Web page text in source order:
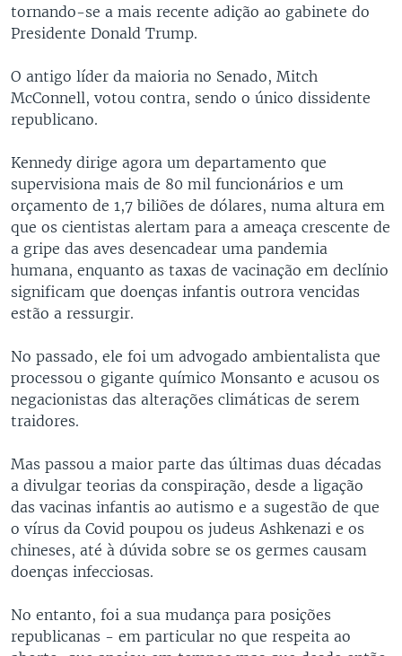
tornando-se a mais recente adição ao gabinete do
Presidente Donald Trump.
O antigo líder da maioria no Senado, Mitch
McConnell, votou contra, sendo o único dissidente
republicano.
Kennedy dirige agora um departamento que
supervisiona mais de 80 mil funcionários e um
orçamento de 1,7 biliões de dólares, numa altura em
que os cientistas alertam para a ameaça crescente de
a gripe das aves desencadear uma pandemia
humana, enquanto as taxas de vacinação em declínio
significam que doenças infantis outrora vencidas
estão a ressurgir.
No passado, ele foi um advogado ambientalista que
processou o gigante químico Monsanto e acusou os
negacionistas das alterações climáticas de serem
traidores.
Mas passou a maior parte das últimas duas décadas
a divulgar teorias da conspiração, desde a ligação
das vacinas infantis ao autismo e a sugestão de que
o vírus da Covid poupou os judeus Ashkenazi e os
chineses, até à dúvida sobre se os germes causam
doenças infecciosas.
No entanto, foi a sua mudança para posições
republicanas - em particular no que respeita ao